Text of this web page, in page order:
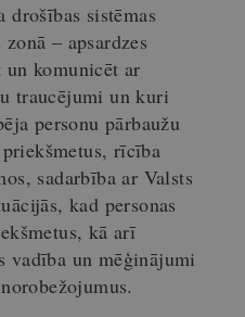
sistēmas
– apsardzes
komunicēt ar
traucējumi un kuri
personu pārbaužu
rīcība
sadarbība ar Valsts
kad personas
kā arī
vadība un mēģinājumi